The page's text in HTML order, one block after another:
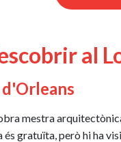
al
mestra
gratuïta, però hi ha